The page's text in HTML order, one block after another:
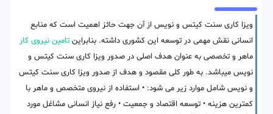
ویزا کاری سنت کیتس و نویس از آن جهت حائز اهمیت است که منابع
انسانی نقش مهمی در توسعه این کشوری داشته. بنابراین تامین نیروی کار
ماهر و تخصصی به عنوان هدف اصلی در صدور ویزا کاری سنت کیتس و
نویس میباشد. به طور کلی مقصود و هدف از صدور ویزا کاری سنت کیتس
و نویس شامل موارد زیر می شود: • استفاده از نیروی متخصص و ماهر با
کمترین هزینه • توسعه اقتصاد و جمعیت • رفع نیاز انسانی مشاغل مورد